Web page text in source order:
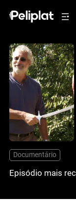
Documentário
Episódio mais